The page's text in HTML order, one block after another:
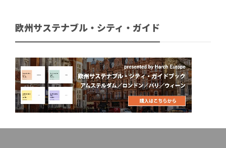
欧州サステナブル・シティ・ガイド